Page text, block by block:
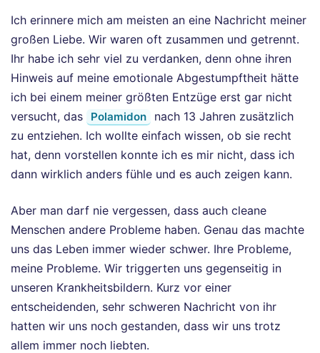
Ich erinnere mich am meisten an eine Nachricht meiner
großen Liebe. Wir waren oft zusammen und getrennt.
Ihr habe ich sehr viel zu verdanken, denn ohne ihren
Hinweis auf meine emotionale Abgestumpftheit hätte
ich bei einem meiner größten Entzüge erst gar nicht
versucht, das
Polamidon
nach 13 Jahren zusätzlich
zu entziehen. Ich wollte einfach wissen, ob sie recht
hat, denn vorstellen konnte ich es mir nicht, dass ich
dann wirklich anders fühle und es auch zeigen kann.
Aber man darf nie vergessen, dass auch cleane
Menschen andere Probleme haben. Genau das machte
uns das Leben immer wieder schwer. Ihre Probleme,
meine Probleme. Wir triggerten uns gegenseitig in
unseren Krankheitsbildern. Kurz vor einer
entscheidenden, sehr schweren Nachricht von ihr
hatten wir uns noch gestanden, dass wir uns trotz
allem immer noch liebten.